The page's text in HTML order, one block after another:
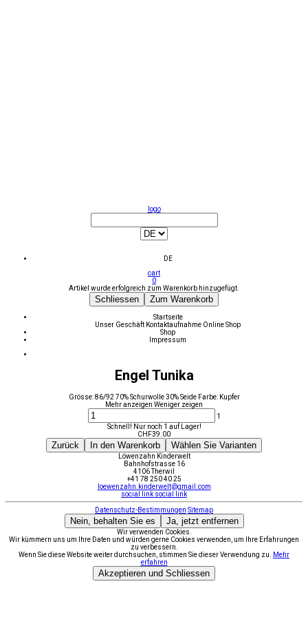
logo
DE
cart
0
Artikel wurde erfolgreich zum Warenkorb hinzugefügt.
Schliessen Zum Warenkorb
Startseite
Unser Geschäft Kontaktaufnahme Online Shop
Shop
Impressum
Engel Tunika
Grösse: 86/92 70% Schurwolle 30% Seide Farbe: Kupfer
Mehr anzeigen Weniger zeigen
1
Schnell! Nur noch 1 auf Lager!
CHF39.00
Zurück In den Warenkorb Wählen Sie Varianten
Löwenzahn Kinderwelt
Bahnhofstrasse 16
4106 Therwil
+41 78 250 40 25
loewenzahn.kinderwelt@gmail.com
social link social link
Datenschutz-Bestimmungen Sitemap
Nein, behalten Sie es Ja, jetzt entfernen
Wir verwenden Cookies.
Wir kümmern uns um Ihre Daten und würden gerne Cookies verwenden, um Ihre Erfahrungen
zu verbessern.
Wenn Sie diese Website weiter durchsuchen, stimmen Sie dieser Verwendung zu.
Mehr
erfahren
Akzeptieren und Schliessen